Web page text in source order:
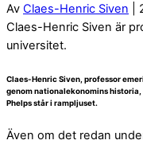
Av Claes-Henric Siven |
Claes-Henric Siven är
universitet.
Claes-Henric Siven, professor
genom nationalekonomins historia,
Phelps står i rampljuset.
Även om det redan